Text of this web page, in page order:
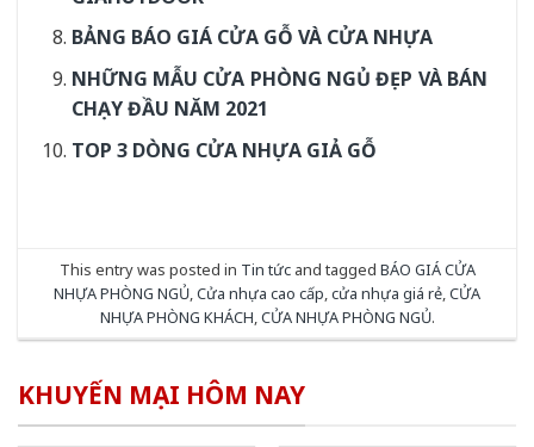
BẢNG BÁO GIÁ CỬA GỖ VÀ CỬA NHỰA
NHỮNG MẪU CỬA PHÒNG NGỦ ĐẸP VÀ BÁN
CHẠY ĐẦU NĂM 2021
TOP 3 DÒNG CỬA NHỰA GIẢ GỖ
This entry was posted in Tin tứcand tagged BÁO GIÁ CỬA
NHỰA PHÒNG NGỦ,Cửa nhựa cao cấp,cửa nhựa giá rẻ,CỬA
NHỰA PHÒNG KHÁCH,CỬA NHỰA PHÒNG NGỦ.
KHUYẾN MẠI HÔM NAY